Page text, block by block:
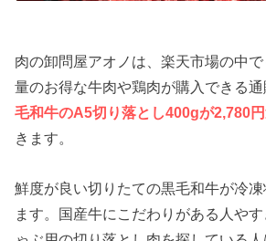
肉の卸問屋アオノは、楽天市場の中
量のお得な牛肉や鶏肉が購入できる
毛和牛のA5切り落とし400gが2,780
きます。
鮮度が良い切りたての黒毛和牛が冷
ます。国産牛にこだわりがある人や